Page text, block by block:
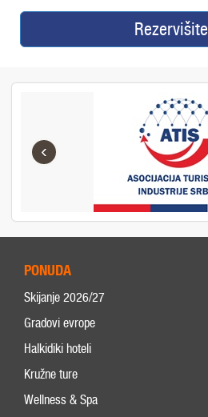
Rezervišite
‹
PONUDA
Skijanje 2026/27
Gradovi evrope
Halkidiki hoteli
Kružne ture
Wellness & Spa